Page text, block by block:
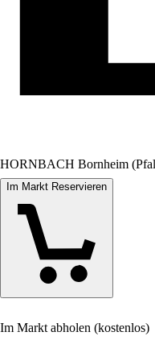
HORNBACH Bornheim
Im Markt Reservieren
Im Markt abholen (kostenlos)